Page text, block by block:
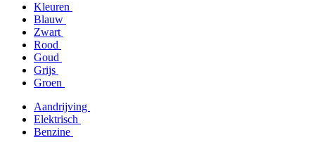
Kleuren
Blauw
Zwart
Rood
Goud
Grijs
Groen
Aandrijving
Elektrisch
Benzine